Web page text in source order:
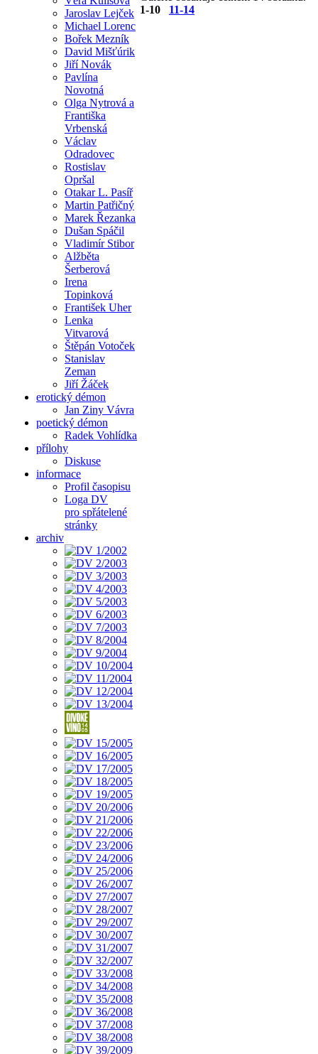
Jaroslav Lejček
Michael Lorenc
Bořek Mezník
David Mišťúrik
Jiří Novák
Pavlína
Novotná
Olga Nytrová a
Františka
Vrbenská
Václav
Odradovec
Rostislav
Opršal
Otakar L. Pasíř
Martin Patřičný
Marek Řezanka
Dušan Spáčil
Vladimír Stibor
Alžběta
Šerberová
Irena
Topinková
František Uher
Lenka
Vitvarová
Štěpán Votoček
Stanislav
Zeman
Jiří Žáček
erotický démon
Jan Ziny Vávra
poetický démon
Radek Vohlídka
přílohy
Diskuse
informace
Profil časopisu
Loga DV
pro spřátelené
stránky
archiv
1-10 11-14